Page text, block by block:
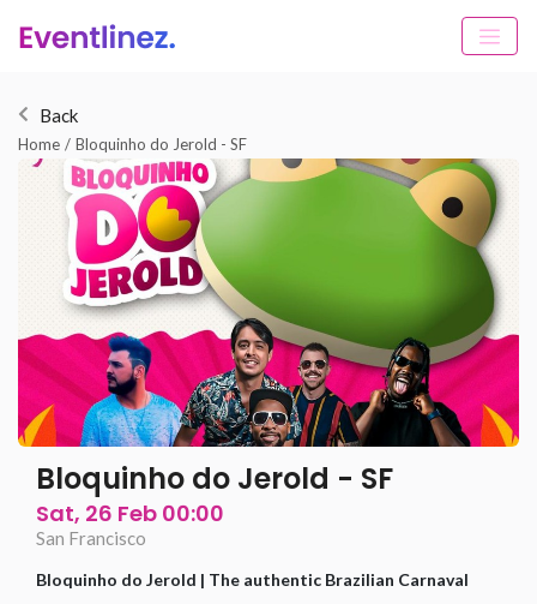
Back
Home / Bloquinho do Jerold - SF
Bloquinho do Jerold - SF
Sat, 26 Feb 00:00
San Francisco
Bloquinho do Jerold | The authentic Brazilian Carnaval